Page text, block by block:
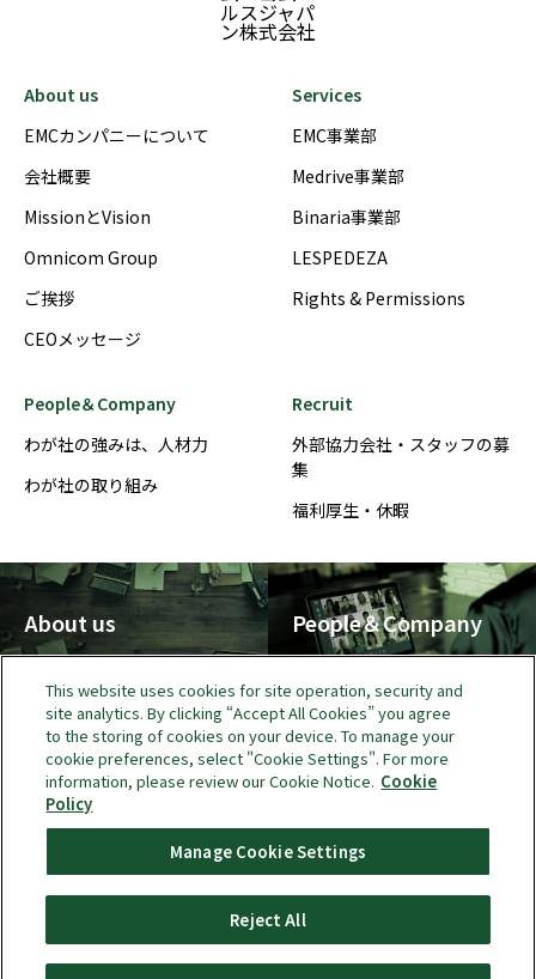
About us
EMCカンパニーについて
会社概要
MissionとVision
Omnicom Group
ご挨拶
CEOメッセージ
Services
EMC事業部
Medrive事業部
Binaria事業部
LESPEDEZA
Rights & Permissions
People＆Company
わが社の強みは、人材力
わが社の取り組み
Recruit
外部協力会社・スタッフの募
集
福利厚生・休暇
About us People＆Company
Recruit Contact
クッキーポリシー
© Omnicom Health Japan K.K. All rights reserved.
This website uses cookies for site operation, security and
site analytics. By clicking “Accept All Cookies” you agree
to the storing of cookies on your device. To manage your
cookie preferences, select "Cookie Settings". For more
information, please review our Cookie Notice. Cookie
Policy
Manage Cookie Settings
Reject All